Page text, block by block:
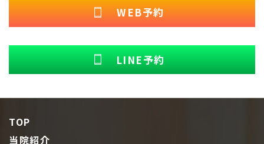
WEB予約
LINE予約
TOP
当院紹介